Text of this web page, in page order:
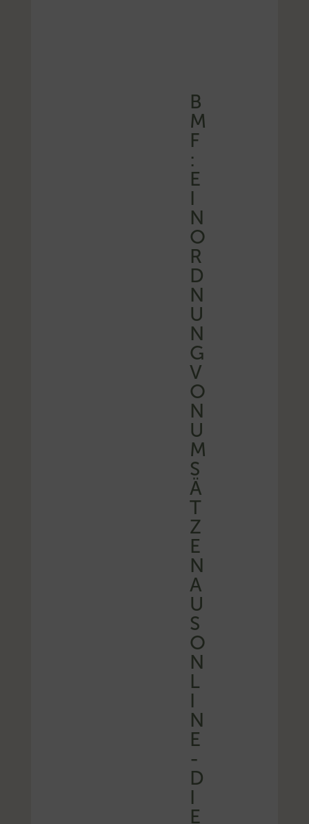
B
M
F
:
E
I
N
O
R
D
N
U
N
G
V
O
N
U
M
S
Ä
T
Z
E
N
A
U
S
O
N
L
I
N
E
-
D
I
E